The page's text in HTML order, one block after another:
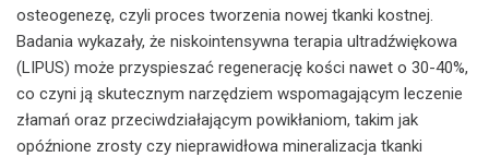
osteogenezę, czyli proces tworzenia nowej tkanki kostnej.
Badania wykazały, że niskointensywna terapia ultradźwiękowa
(LIPUS) może przyspieszać regenerację kości nawet o 30-40%,
co czyni ją skutecznym narzędziem wspomagającym leczenie
złamań oraz przeciwdziałającym powikłaniom, takim jak
opóźnione zrosty czy nieprawidłowa mineralizacja tkanki